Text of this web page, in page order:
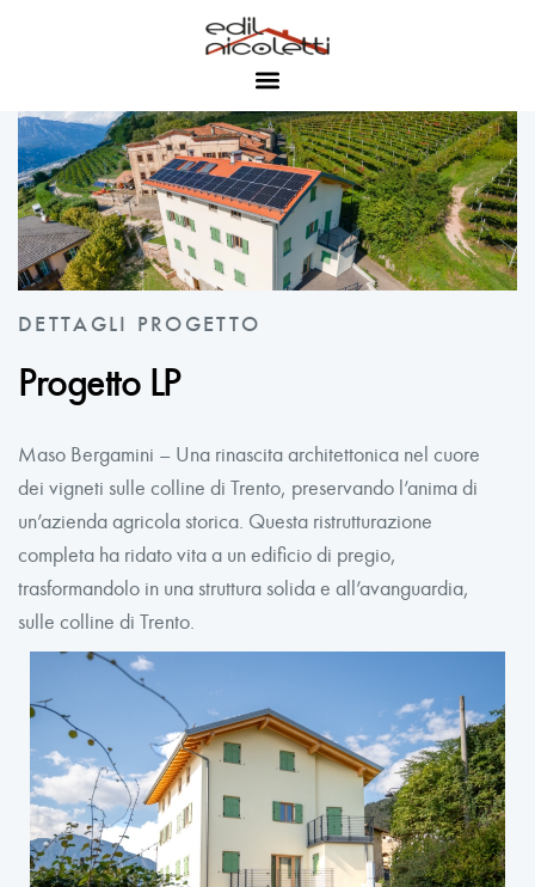
DETTAGLI PROGETTO
Progetto LP
Maso Bergamini – Una rinascita architettonica nel cuore
dei vigneti sulle colline di Trento, preservando l’anima di
un’azienda agricola storica. Questa ristrutturazione
completa ha ridato vita a un edificio di pregio,
trasformandolo in una struttura solida e all’avanguardia,
sulle colline di Trento.